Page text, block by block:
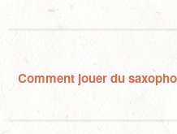
Comment jouer du